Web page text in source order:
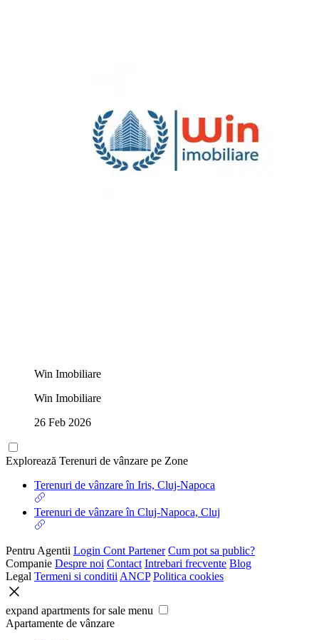
Win Imobiliare
Win Imobiliare
26 Feb 2026
Explorează Terenuri de vânzare pe Zone
Terenuri de vânzare în Iris, Cluj-Napoca
Terenuri de vânzare în Cluj-Napoca, Cluj
Pentru Agentii Login Cont Partener Cum pot sa public?
Companie Despre noi Contact Intrebari frecvente Blog
Legal Termeni si conditii ANCP Politica cookies
expand apartments for sale menu
Apartamente de vânzare